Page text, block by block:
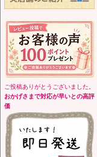
ご投稿ありがとうございました。
おかげさまで対応が早いとの高評
価